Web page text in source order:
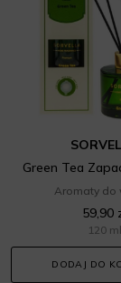
Green Tea
Aromaty do
59,90
120 ml
DODAJ DO